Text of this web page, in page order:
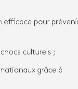
efficace pour
culturels ;
grâce à